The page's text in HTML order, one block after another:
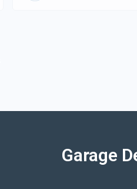
Garage